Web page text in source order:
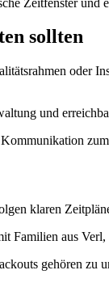
sollten
oder
und
klaren
Familien aus
gehören